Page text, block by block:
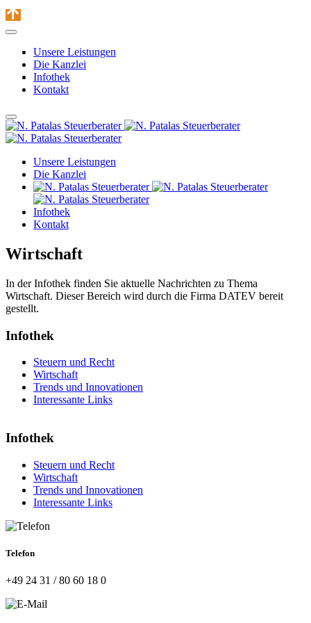
Unsere Leistungen
Die Kanzlei
Infothek
Kontakt
Unsere Leistungen
Die Kanzlei
Infothek
Kontakt
Wirtschaft
In der Infothek finden Sie aktuelle Nachrichten zu Thema
Wirtschaft. Dieser Bereich wird durch die Firma DATEV bereit
gestellt.
Infothek
Steuern und Recht
Wirtschaft
Trends und Innovationen
Interessante Links
Infothek
Steuern und Recht
Wirtschaft
Trends und Innovationen
Interessante Links
Telefon
+49 24 31 / 80 60 18 0